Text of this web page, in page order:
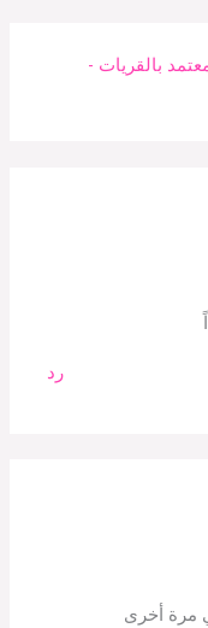
بالقريات -
رد
مرة أخرى